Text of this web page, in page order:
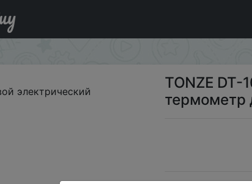
DT-101A Бытовой электрический термометр
TONZE DT-
термометр